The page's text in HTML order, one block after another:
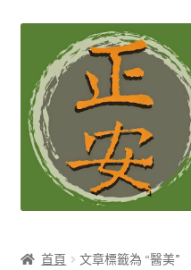
覽
列
要
內
容
首頁 文章標籤為 “醫美”